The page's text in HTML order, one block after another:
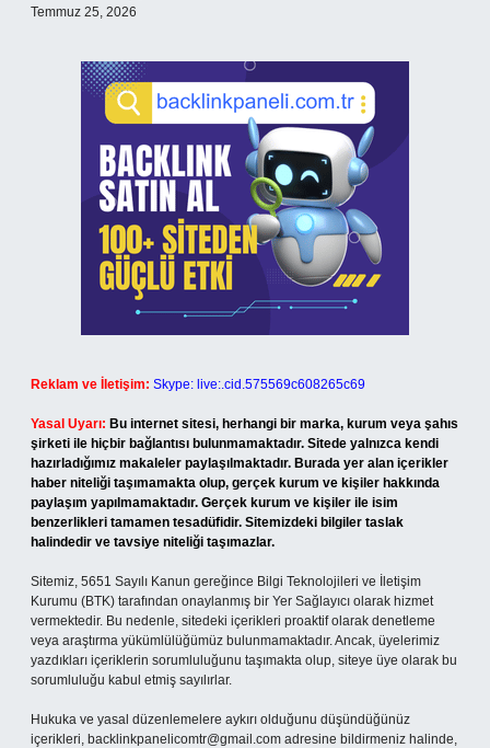
Temmuz 25, 2026
Reklam ve İletişim: Skype: live:.cid.575569c608265c69
Yasal Uyarı: Bu internet sitesi, herhangi bir marka, kurum veya şahıs
şirketi ile hiçbir bağlantısı bulunmamaktadır. Sitede yalnızca kendi
hazırladığımız makaleler paylaşılmaktadır. Burada yer alan içerikler
haber niteliği taşımamakta olup, gerçek kurum ve kişiler hakkında
paylaşım yapılmamaktadır. Gerçek kurum ve kişiler ile isim
benzerlikleri tamamen tesadüfidir. Sitemizdeki bilgiler taslak
halindedir ve tavsiye niteliği taşımazlar.
Sitemiz, 5651 Sayılı Kanun gereğince Bilgi Teknolojileri ve İletişim
Kurumu (BTK) tarafından onaylanmış bir Yer Sağlayıcı olarak hizmet
vermektedir. Bu nedenle, sitedeki içerikleri proaktif olarak denetleme
veya araştırma yükümlülüğümüz bulunmamaktadır. Ancak, üyelerimiz
yazdıkları içeriklerin sorumluluğunu taşımakta olup, siteye üye olarak bu
sorumluluğu kabul etmiş sayılırlar.
Hukuka ve yasal düzenlemelere aykırı olduğunu düşündüğünüz
içerikleri, backlinkpanelicomtr@gmail.com adresine bildirmeniz halinde,